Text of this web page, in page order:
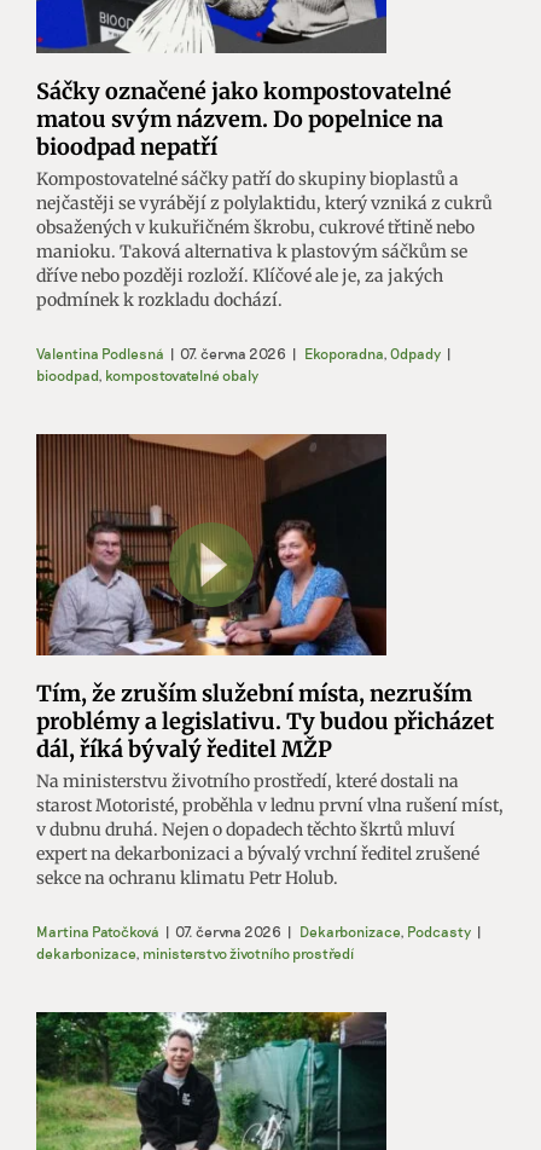
Sáčky označené jako kompostovatelné
matou svým názvem. Do popelnice na
bioodpad nepatří
Kompostovatelné sáčky patří do skupiny bioplastů a
nejčastěji se vyrábějí z polylaktidu, který vzniká z cukrů
obsažených v kukuřičném škrobu, cukrové třtině nebo
manioku. Taková alternativa k plastovým sáčkům se
dříve nebo později rozloží. Klíčové ale je, za jakých
podmínek k rozkladu dochází.
Valentina Podlesná | 07. června 2026 | Ekoporadna, Odpady |
bioodpad, kompostovatelné obaly
Tím, že zruším služební místa, nezruším
problémy a legislativu. Ty budou přicházet
dál, říká bývalý ředitel MŽP
Na ministerstvu životního prostředí, které dostali na
starost Motoristé, proběhla v lednu první vlna rušení míst,
v dubnu druhá. Nejen o dopadech těchto škrtů mluví
expert na dekarbonizaci a bývalý vrchní ředitel zrušené
sekce na ochranu klimatu Petr Holub.
Martina Patočková | 07. června 2026 | Dekarbonizace, Podcasty |
dekarbonizace, ministerstvo životního prostředí